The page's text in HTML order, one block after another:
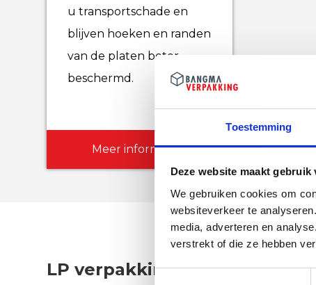
Toestemming
Deze website maakt gebruik
We gebruiken cookies om
websiteverkeer te
media, adverteren en
verstrekt of die ze hebben
Toestemmingsselectie
u transportschade en
blijven hoeken en randen
van de platen beter
beschermd.
Meer informatie
LP verpakkingen voor